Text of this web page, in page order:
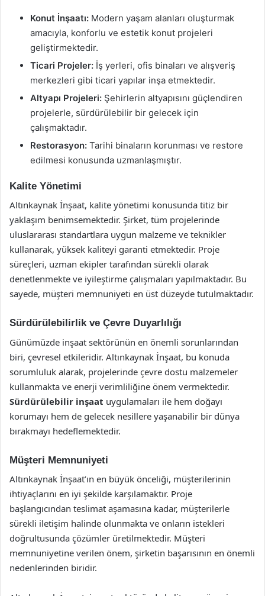
Konut İnşaatı: Modern yaşam alanları oluşturmak
amacıyla, konforlu ve estetik konut projeleri
geliştirmektedir.
Ticari Projeler: İş yerleri, ofis binaları ve alışveriş
merkezleri gibi ticari yapılar inşa etmektedir.
Altyapı Projeleri: Şehirlerin altyapısını güçlendiren
projelerle, sürdürülebilir bir gelecek için
çalışmaktadır.
Restorasyon: Tarihi binaların korunması ve restore
edilmesi konusunda uzmanlaşmıştır.
Kalite Yönetimi
Altınkaynak İnşaat, kalite yönetimi konusunda titiz bir
yaklaşım benimsemektedir. Şirket, tüm projelerinde
uluslararası standartlara uygun malzeme ve teknikler
kullanarak, yüksek kaliteyi garanti etmektedir. Proje
süreçleri, uzman ekipler tarafından sürekli olarak
denetlenmekte ve iyileştirme çalışmaları yapılmaktadır. Bu
sayede, müşteri memnuniyeti en üst düzeyde tutulmaktadır.
Sürdürülebilirlik ve Çevre Duyarlılığı
Günümüzde inşaat sektörünün en önemli sorunlarından
biri, çevresel etkileridir. Altınkaynak İnşaat, bu konuda
sorumluluk alarak, projelerinde çevre dostu malzemeler
kullanmakta ve enerji verimliliğine önem vermektedir.
Sürdürülebilir inşaat uygulamaları ile hem doğayı
korumayı hem de gelecek nesillere yaşanabilir bir dünya
bırakmayı hedeflemektedir.
Müşteri Memnuniyeti
Altınkaynak İnşaat’ın en büyük önceliği, müşterilerinin
ihtiyaçlarını en iyi şekilde karşılamaktır. Proje
başlangıcından teslimat aşamasına kadar, müşterilerle
sürekli iletişim halinde olunmakta ve onların istekleri
doğrultusunda çözümler üretilmektedir. Müşteri
memnuniyetine verilen önem, şirketin başarısının en önemli
nedenlerinden biridir.